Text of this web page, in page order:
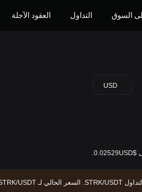
السوق التداول العقود الآجلة
USD